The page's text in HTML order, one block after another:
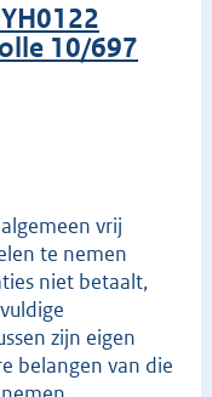
10/697
vrij
te nemen
niet betaalt,
zijn eigen
belangen van die